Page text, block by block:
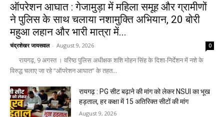
ऑपरेशन आघात : गेजामुड़ा में महिला समूह और ग्रामीणों
ने पुलिस के साथ चलाया नशामुक्ति अभियान, 20 बोरी
महुआ लहान और भारी मात्रा में...
चंद्रशेखर जायसवाल - August 9, 2026 0
रायगढ़, 9 अगस्त । वरिष्ठ पुलिस अधीक्षक शशि मोहन सिंह के दिशा-निर्देशन में नशे के
विरुद्ध चलाए जा रहे “ऑपरेशन आघात” के तहत...
रायगढ़ : PG सीट बढ़ाने की मांग को लेकर NSUI का भूख
हड़ताल, हर कक्षा में 15 अतिरिक्त सीटों की मांग
August 9, 2026